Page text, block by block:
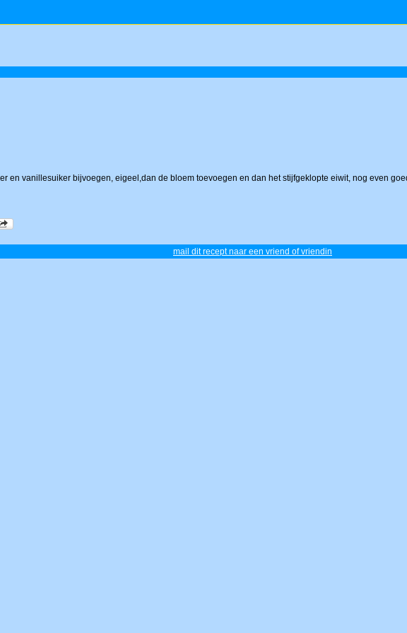
en vanillesuiker bijvoegen, eigeel,dan de bloem toevoegen en dan het stijfgeklopte eiwit, nog even
mail dit recept naar een vriend of vriendin